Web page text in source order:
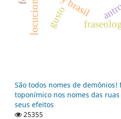
locuciones gusto
São todos nomes de
toponímico nos nomes das
seus efeitos
25355